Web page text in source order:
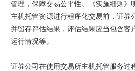
管理，保障交易公平性。《实施细则》
主机托管资源进行程序化交易前，证券
并留存评估结果，评估结果应当包含客
运行情况等。
证券公司在使用交易所主机托管服务过